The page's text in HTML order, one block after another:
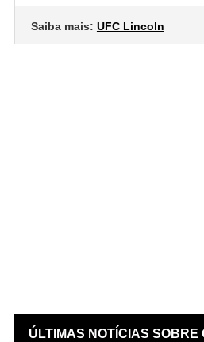
Saiba mais: UFC Lincoln
ÚLTIMAS NOTÍCIAS SOBRE